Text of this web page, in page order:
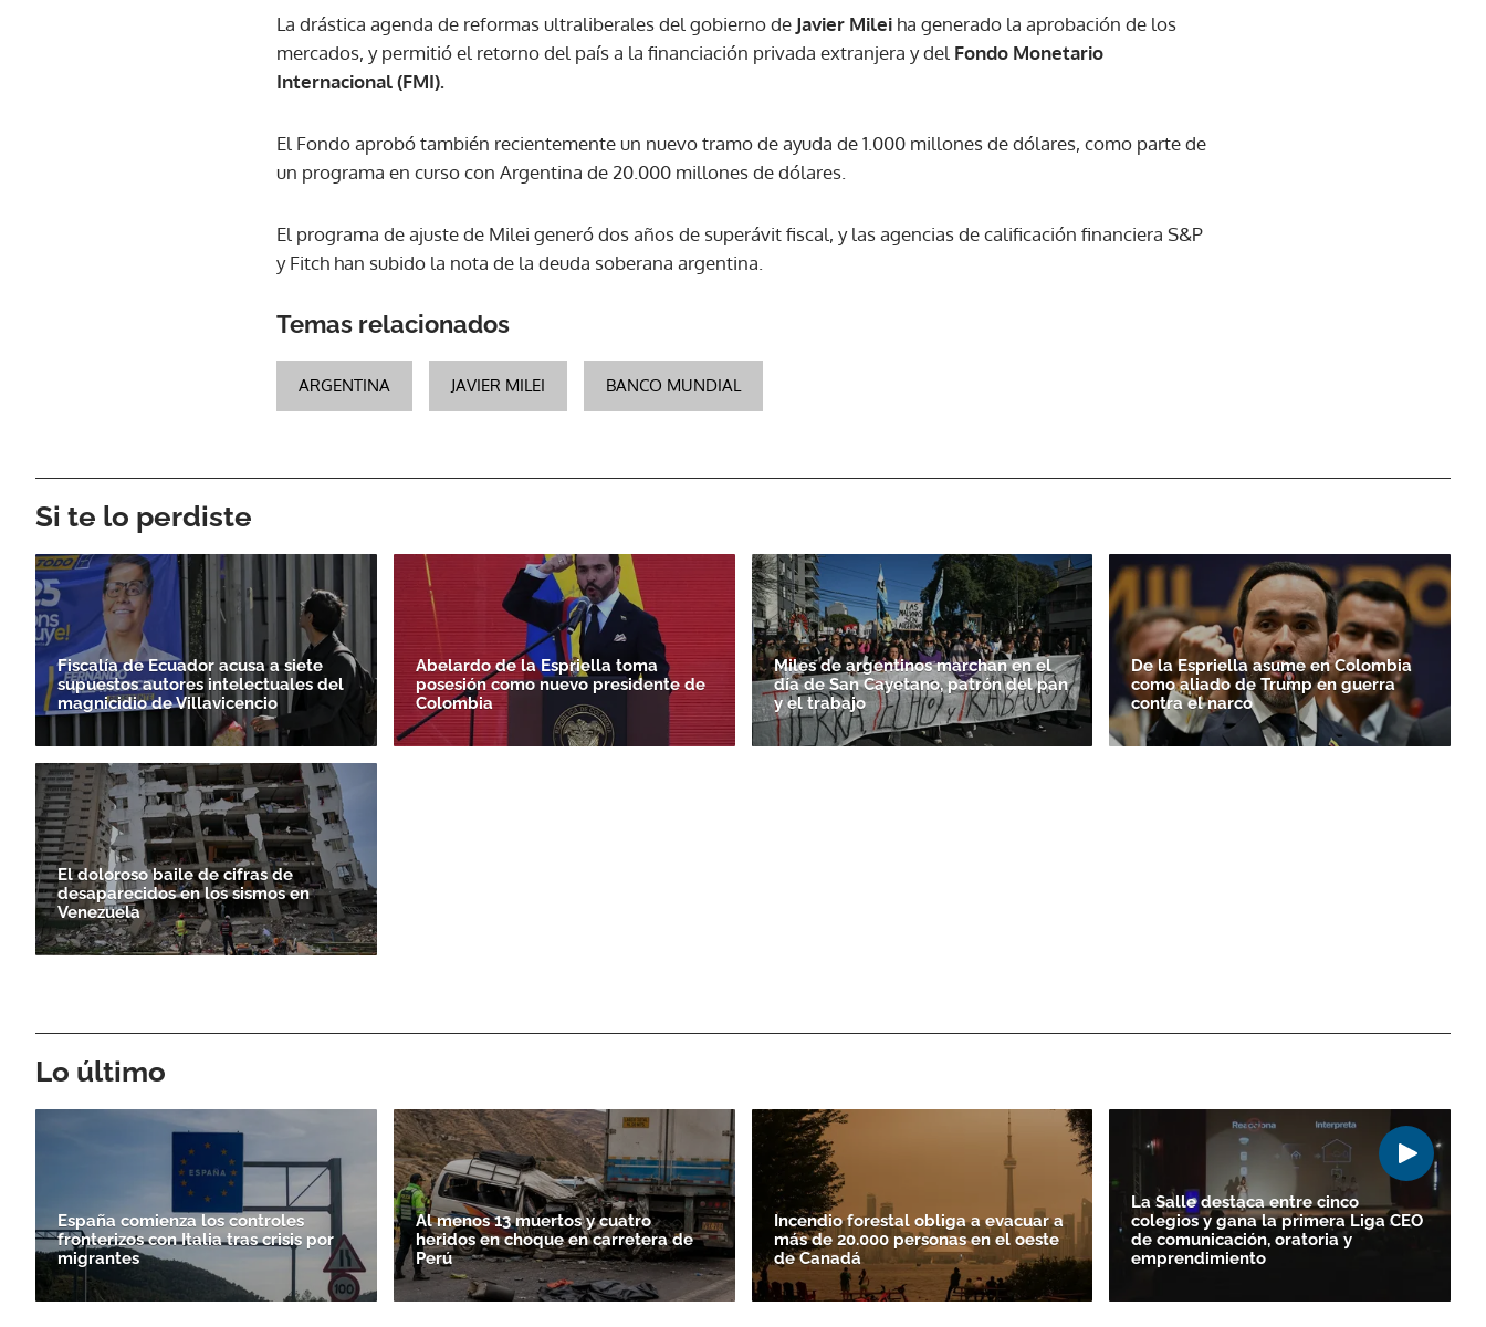
La drástica agenda de reformas ultraliberales del gobierno de Javier Milei ha generado la aprobación de los
mercados, y permitió el retorno del país a la financiación privada extranjera y del Fondo Monetario
Internacional (FMI).
El Fondo aprobó también recientemente un nuevo tramo de ayuda de 1.000 millones de dólares, como parte de
un programa en curso con Argentina de 20.000 millones de dólares.
El programa de ajuste de Milei generó dos años de superávit fiscal, y las agencias de calificación financiera S&P
y Fitch han subido la nota de la deuda soberana argentina.
Temas relacionados
ARGENTINA JAVIER MILEI BANCO MUNDIAL
Si te lo perdiste
Fiscalía de Ecuador acusa a siete
supuestos autores intelectuales del
magnicidio de Villavicencio
Abelardo de la Espriella toma
posesión como nuevo presidente de
Colombia
Miles de argentinos marchan en el
día de San Cayetano, patrón del pan
y el trabajo
De la Espriella asume en Colombia
como aliado de Trump en guerra
contra el narco
El doloroso baile de cifras de
desaparecidos en los sismos en
Venezuela
Lo último
España comienza los controles
fronterizos con Italia tras crisis por
migrantes
Al menos 13 muertos y cuatro
heridos en choque en carretera de
Perú
Incendio forestal obliga a evacuar a
más de 20.000 personas en el oeste
de Canadá
La Salle destaca entre cinco
colegios y gana la primera Liga CEO
de comunicación, oratoria y
emprendimiento